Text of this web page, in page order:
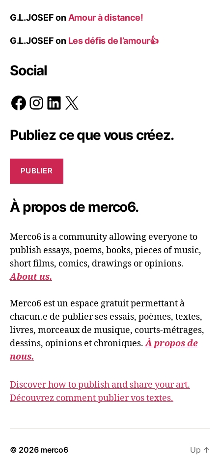
G.L.JOSEFon Amour à distance!
G.L.JOSEFon Les défis de l’amour👍
Social
Facebook
Instagram
LinkedIn
X
Publiez ce que vous créez.
PUBLIER
À propos de merco6.
Merco6 is a community allowing everyone to
publish essays, poems, books, pieces of music,
short films, comics, drawings or opinions.
About us.
Merco6 est un espace gratuit permettant à
chacun.e de publier ses essais, poèmes, textes,
livres, morceaux de musique, courts-métrages,
dessins, opinions et chroniques.À propos de
nous.
Discover how to publish and share your art.
Découvrez comment publier vos textes.
© 2026 merco6
Up ↑